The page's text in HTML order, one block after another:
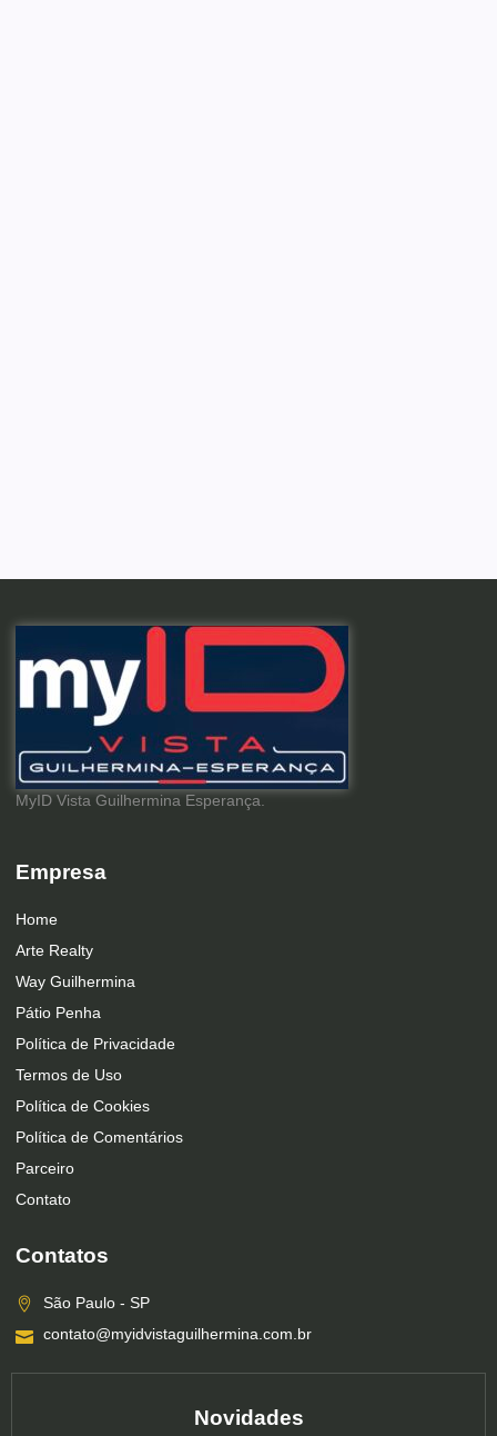
MyID Vista Guilhermina Esperança.
Empresa
Home
Arte Realty
Way Guilhermina
Pátio Penha
Política de Privacidade
Termos de Uso
Política de Cookies
Política de Comentários
Parceiro
Contato
Contatos
São Paulo - SP
contato@myidvistaguilhermina.com.br
Novidades